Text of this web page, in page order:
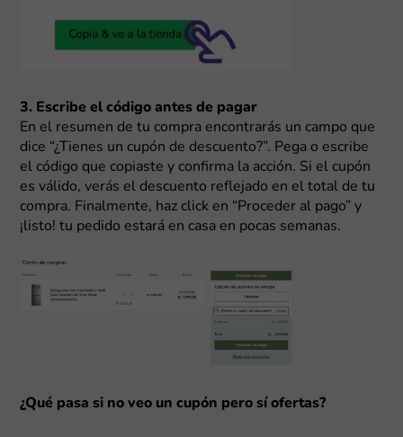
3. Escribe el código antes de pagar
En el resumen de tu compra encontrarás un campo que
dice “¿Tienes un cupón de descuento?”. Pega o escribe
el código que copiaste y confirma la acción. Si el cupón
es válido, verás el descuento reflejado en el total de tu
compra. Finalmente, haz click en “Proceder al pago” y
¡listo! tu pedido estará en casa en pocas semanas.
¿Qué pasa si no veo un cupón pero sí ofertas?